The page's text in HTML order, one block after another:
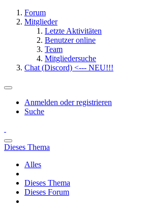
Forum
Mitglieder
Letzte Aktivitäten
Benutzer online
Team
Mitgliedersuche
Chat (Discord) <--- NEU!!!
Anmelden oder registrieren
Suche
Dieses Thema
Alles
Dieses Thema
Dieses Forum